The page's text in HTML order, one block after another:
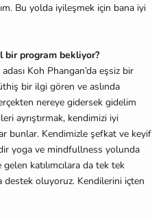
Bu yolda iyileşmek için bana iyi
bir program bekliyor?
Koh Phangan’da eşsiz bir
bir ilgi gören ve aslında
nereye gidersek gidelim
ayrıştırmak, kendimizi iyi
bunlar. Kendimizle şefkat ve keyif
yoga ve mindfullness yolunda
katılımcılara da tek tek
destek oluyoruz. Kendilerini içten